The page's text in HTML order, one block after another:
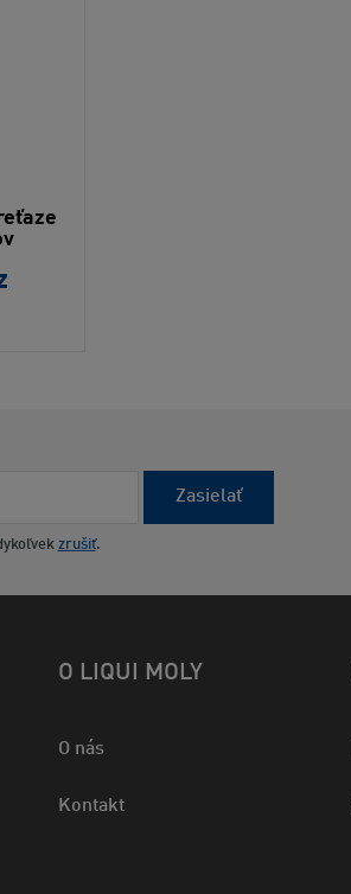
Zasielať
zrušiť.
O LIQUI MOLY
O nás
Kontakt